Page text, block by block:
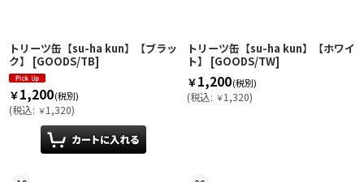
トリーツ缶【su-ha kun】【ブラッ
ク】
[GOODS/TB]
￥1,200(税別)
(税込: ￥1,320)
トリーツ缶【su-ha kun】【ホワイ
ト】
[GOODS/TW]
￥1,200(税別)
(税込: ￥1,320)